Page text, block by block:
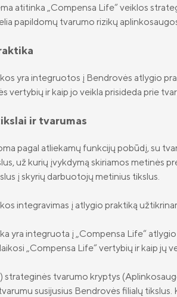
atitinka „Compensa Life“ veiklos
papildomų tvarumo rizikų
yra integruotos į Bendrovės atlygio
vertybių ir kaip jo veikla prisideda prie
ir tvarumas
pagal atliekamų funkcijų pobūdį, su
už kurių įvykdymą skiriamos metinės
į skyrių darbuotojų metinius tikslus.
integravimas į atlygio praktiką
yra integruota į „Compensa Life“
„Compensa Life“ vertybių ir kaip jų
strateginės tvarumo kryptys
susijusius Bendrovės filialų